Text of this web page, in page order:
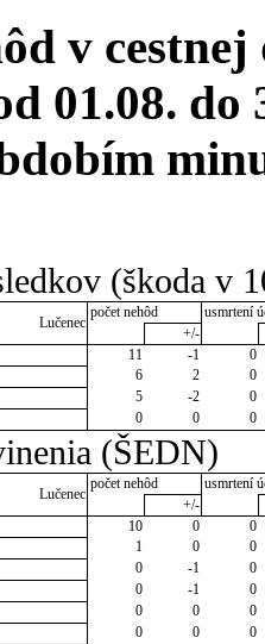
v cestnej
01.08. do
(škoda v
Lučenec
počet nehôd
usmrtení
+/-
11 -1
0
6 2
0
5 -2
0
0 0 0
(ŠEDN)
Lučenec
počet nehôd
usmrtení
+/-
10 0
0
1 0
0
0 -1
0
0 -1
0
0 0
0
0 0
0